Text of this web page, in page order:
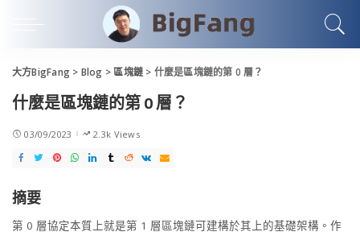
大方BigFang > Blog >區塊鏈 > 什麼是區塊鏈的第 0 層？
什麼是區塊鏈的第 0 層？
03/09/2023 2.3k Views
摘要
第 0 層協定本質上就是第 1 層區塊鏈可建構於其上的基礎架構。作